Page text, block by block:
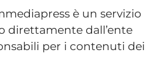
è un servizio
direttamente dall’ente
per i contenuti dei